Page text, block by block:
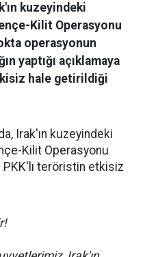
kuzeyindeki
Kilit Operasyonu
operasyonun
yaptığı açıklamaya
hale getirildiği
Irak'ın kuzeyindeki
Kilit Operasyonu
teröristin etkisiz